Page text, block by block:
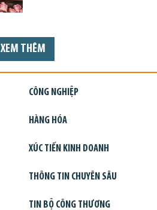
XEM THÊM
CÔNG NGHIỆP
HÀNG HÓA
XÚC TIẾN KINH DOANH
THÔNG TIN CHUYÊN SÂU
TIN BỘ CÔNG THƯƠNG